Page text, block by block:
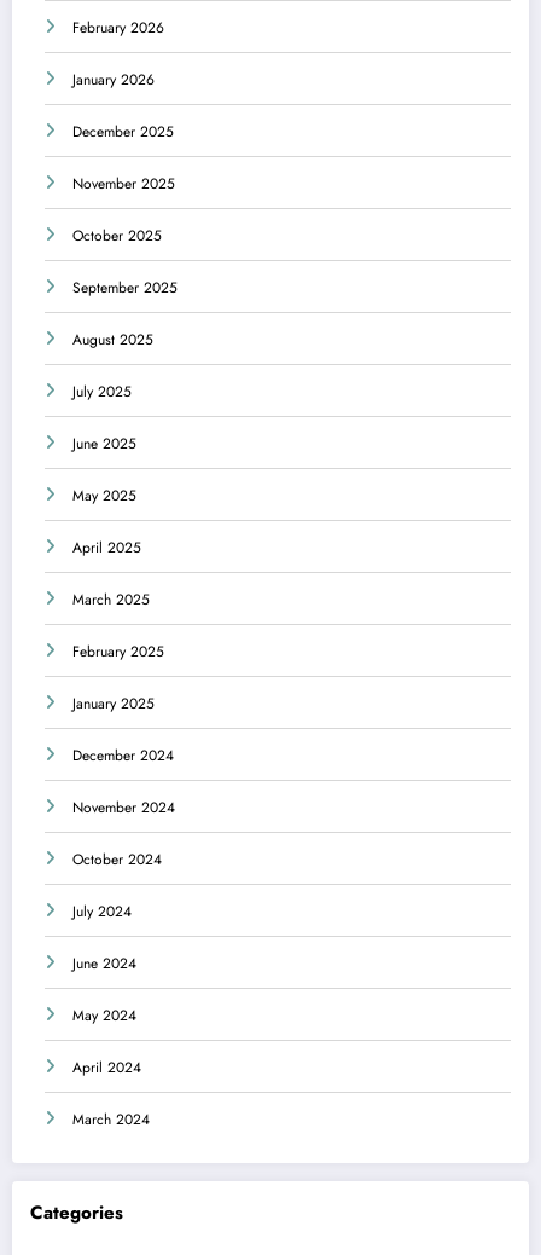
February 2026
January 2026
December 2025
November 2025
October 2025
September 2025
August 2025
July 2025
June 2025
May 2025
April 2025
March 2025
February 2025
January 2025
December 2024
November 2024
October 2024
July 2024
June 2024
May 2024
April 2024
March 2024
Categories